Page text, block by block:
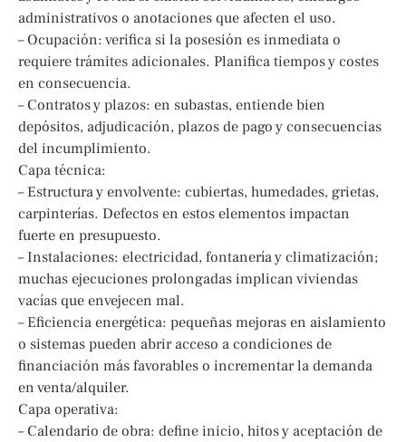
administrativos o anotaciones que afecten el uso.
– Ocupación: verifica si la posesión es inmediata o
requiere trámites adicionales. Planifica tiempos y costes
en consecuencia.
– Contratos y plazos: en subastas, entiende bien
depósitos, adjudicación, plazos de pago y consecuencias
del incumplimiento.
Capa técnica:
– Estructura y envolvente: cubiertas, humedades, grietas,
carpinterías. Defectos en estos elementos impactan
fuerte en presupuesto.
– Instalaciones: electricidad, fontanería y climatización;
muchas ejecuciones prolongadas implican viviendas
vacías que envejecen mal.
– Eficiencia energética: pequeñas mejoras en aislamiento
o sistemas pueden abrir acceso a condiciones de
financiación más favorables o incrementar la demanda
en venta/alquiler.
Capa operativa:
– Calendario de obra: define inicio, hitos y aceptación de